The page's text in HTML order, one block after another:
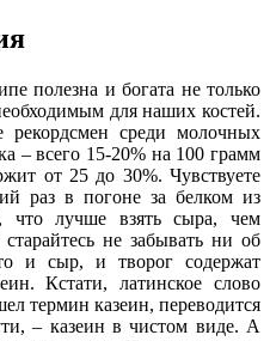
полезна и богата не только
для наших костей.
среди молочных
– всего 15-20% на 100 грамм
от 25 до 30%. Чувствуете
раз в погоне за белком из
что лучше взять сыра, чем
не забывать ни об
и сыр, и творог содержат
Кстати, латинское слово
термин казеин, переводится
– казеин в чистом виде. А